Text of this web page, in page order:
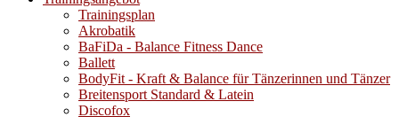
Trainingsplan
Akrobatik
BaFiDa - Balance Fitness Dance
Ballett
BodyFit - Kraft & Balance für Tänzerinnen und Tänzer
Breitensport Standard & Latein
Discofox